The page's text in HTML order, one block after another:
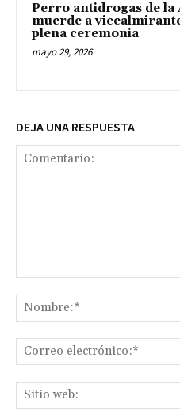
Perro antidrogas de la
muerde a
plena ceremonia
mayo 29, 2026
DEJA UNA RESPUESTA